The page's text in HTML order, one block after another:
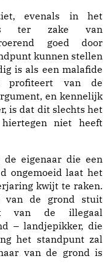
evenals in het
ter zake van
goed door
kunnen stellen
is als een malafide
profiteert van de
en kennelijk
is dat dit slechts het
niet heeft
eigenaar die een
ongemoeid laat het
kwijt te raken.
van de grond stuit
van de illegaal
– landjepikker, die
het standpunt zal
van de grond is